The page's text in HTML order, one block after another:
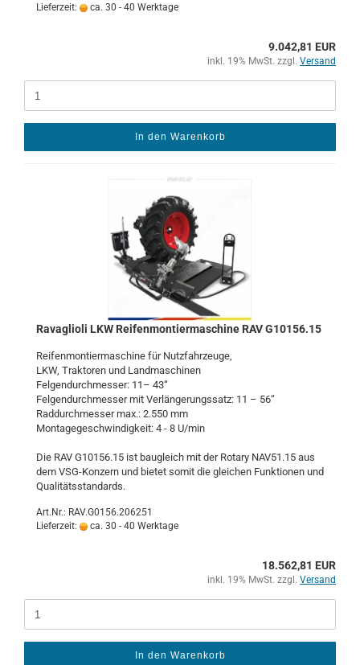
Lieferzeit:
ca. 30 - 40 Werktage
9.042,81 EUR
inkl. 19% MwSt. zzgl. Versand
In den Warenkorb
Ra­vaglio­li LKW Rei­fen­mon­tier­ma­schi­ne RAV G10156.15
Rei­fen­mon­tier­ma­schi­ne für Nutz­fahr­zeu­ge,
LKW, Trak­to­ren und Land­ma­schi­nen
Fel­gen­durch­mes­ser: 11– 43“
Fel­gen­durch­mes­ser mit Ver­län­ge­rungs­satz: 11 – 56“
Rad­durch­mes­ser max.: 2.550 mm
Mon­ta­ge­ge­schwin­dig­keit: 4 - 8 U/min
Die RAV G10156.15 ist bau­gleich mit der Ro­ta­ry NAV51.15 aus
dem VSG-​Konzern und bie­tet somit die glei­chen Funk­tio­nen und
Qua­li­täts­stan­dards.
Art.Nr.: RAV.G0156.206251
Lieferzeit:
ca. 30 - 40 Werktage
18.562,81 EUR
inkl. 19% MwSt. zzgl. Versand
In den Warenkorb